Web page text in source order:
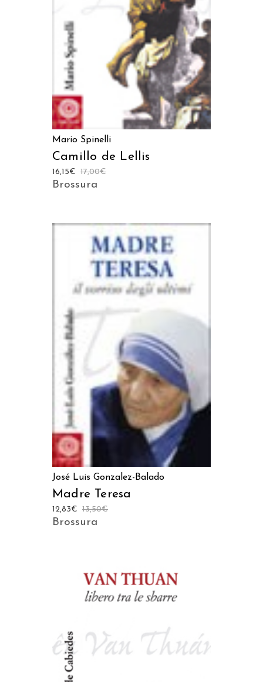
LEGGI TUTTO
Mario Spinelli
Camillo de Lellis
17,00€
16,15€
Brossura
AGGIUNGI AL CARRELLO
José Luis Gonzalez-Balado
Madre Teresa
13,50€
12,83€
Brossura